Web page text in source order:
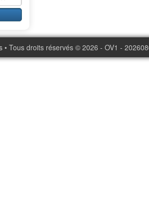
• Tous droits réservés © 2026 - OV1 -